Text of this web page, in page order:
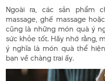
Ngoài ra, các sản phẩm
massage, ghế massage
cũng là những món quà ý
sức khỏe tốt. Hãy nhớ rằng,
ý nghĩa là món quà thể
bạn về chàng trai ấy.